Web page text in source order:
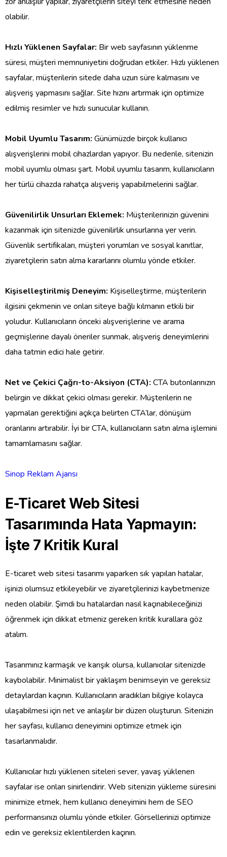
olabilir.
Hızlı Yüklenen Sayfalar: Bir web sayfasının yüklenme
süresi, müşteri memnuniyetini doğrudan etkiler. Hızlı yüklenen
sayfalar, müşterilerin sitede daha uzun süre kalmasını ve
alışveriş yapmasını sağlar. Site hızını artırmak için optimize
edilmiş resimler ve hızlı sunucular kullanın.
Mobil Uyumlu Tasarım: Günümüzde birçok kullanıcı
alışverişlerini mobil cihazlardan yapıyor. Bu nedenle, sitenizin
mobil uyumlu olması şart. Mobil uyumlu tasarım, kullanıcıların
her türlü cihazda rahatça alışveriş yapabilmelerini sağlar.
Güvenilirlik Unsurları Eklemek: Müşterilerinizin güvenini
kazanmak için sitenizde güvenilirlik unsurlarına yer verin.
Güvenlik sertifikaları, müşteri yorumları ve sosyal kanıtlar,
ziyaretçilerin satın alma kararlarını olumlu yönde etkiler.
Kişiselleştirilmiş Deneyim: Kişiselleştirme, müşterilerin
ilgisini çekmenin ve onları siteye bağlı kılmanın etkili bir
yoludur. Kullanıcıların önceki alışverişlerine ve arama
geçmişlerine dayalı öneriler sunmak, alışveriş deneyimlerini
daha tatmin edici hale getirir.
Net ve Çekici Çağrı-to-Aksiyon (CTA): CTA butonlarınızın
belirgin ve dikkat çekici olması gerekir. Müşterilerin ne
yapmaları gerektiğini açıkça belirten CTA’lar, dönüşüm
oranlarını artırabilir. İyi bir CTA, kullanıcıların satın alma işlemini
tamamlamasını sağlar.
Sinop Reklam Ajansı
E-Ticaret Web Sitesi
Tasarımında Hata Yapmayın:
İşte 7 Kritik Kural
E-ticaret web sitesi tasarımı yaparken sık yapılan hatalar,
işinizi olumsuz etkileyebilir ve ziyaretçilerinizi kaybetmenize
neden olabilir. Şimdi bu hatalardan nasıl kaçınabileceğinizi
öğrenmek için dikkat etmeniz gereken kritik kurallara göz
atalım.
Tasarımınız karmaşık ve karışık olursa, kullanıcılar sitenizde
kaybolabilir. Minimalist bir yaklaşım benimseyin ve gereksiz
detaylardan kaçının. Kullanıcıların aradıkları bilgiye kolayca
ulaşabilmesi için net ve anlaşılır bir düzen oluşturun. Sitenizin
her sayfası, kullanıcı deneyimini optimize etmek için
tasarlanmalıdır.
Kullanıcılar hızlı yüklenen siteleri sever, yavaş yüklenen
sayfalar ise onları sinirlendirir. Web sitenizin yükleme süresini
minimize etmek, hem kullanıcı deneyimini hem de SEO
performansınızı olumlu yönde etkiler. Görsellerinizi optimize
edin ve gereksiz eklentilerden kaçının.